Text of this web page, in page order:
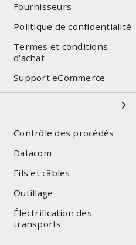
Fournisseurs
Politique de confidentialité
Termes et conditions
d'achat
Support eCommerce
Contrôle des procédés
Datacom
Fils et câbles
Outillage
Électrification des
transports